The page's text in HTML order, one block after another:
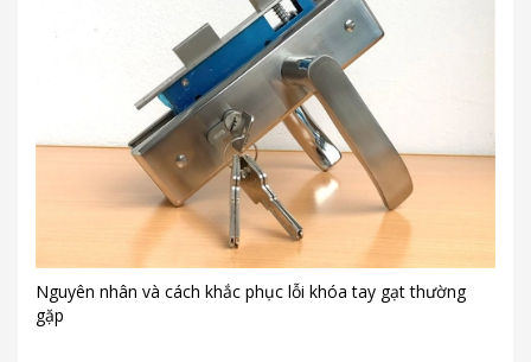
Nguyên nhân và cách khắc phục lỗi khóa tay gạt thường
gặp